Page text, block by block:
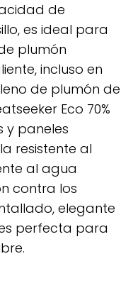
de
es ideal para
plumón
incluso en
de plumón de
Eco 70%
y paneles
resistente al
al agua
contra los
elegante
perfecta para